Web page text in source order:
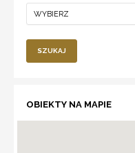
WYBIERZ
SZUKAJ
OBIEKTY NA MAPIE